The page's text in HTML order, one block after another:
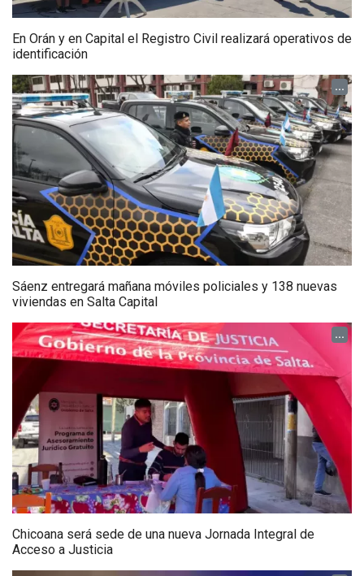
En Orán y en Capital el Registro Civil realizará operativos de
identificación
...
Sáenz entregará mañana móviles policiales y 138 nuevas
viviendas en Salta Capital
...
Chicoana será sede de una nueva Jornada Integral de
Acceso a Justicia